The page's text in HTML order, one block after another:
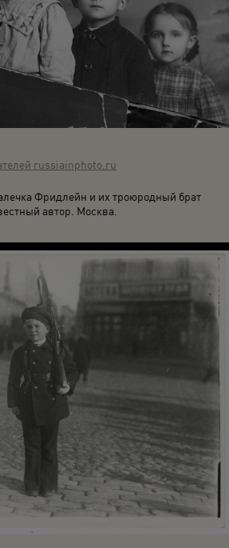
russiainphoto.ru
Фридлейн и их троюродный брат
автор. Москва.